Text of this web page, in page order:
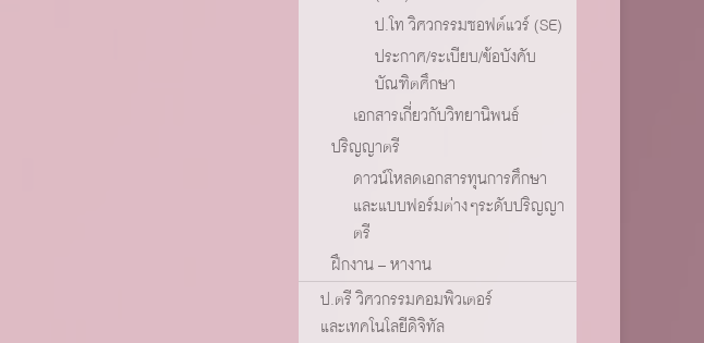
ป.โท วิศวกรรมซอฟต์แวร์ (SE)
ประกาศ/ระเบียบ/ข้อบังคับ
บัณฑิตศึกษา
เอกสารเกี่ยวกับวิทยานิพนธ์
ปริญญาตรี
ดาวน์โหลดเอกสารทุนการศึกษา
และแบบฟอร์มต่างๆระดับปริญญา
ตรี
ฝึกงาน – หางาน
ป.ตรี วิศวกรรมคอมพิวเตอร์
และเทคโนโลยีดิจิทัล